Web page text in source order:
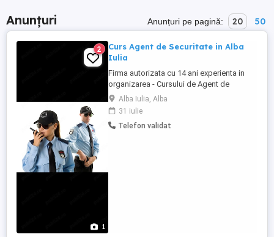
Anunțuri Anunțuri pe pagină: 20 50
1
2
Curs Agent de Securitate in Alba
Iulia
Firma autorizata cu 14 ani experienta in
organizarea - Cursului de Agent de
Securitate facem inscrieri in Alba Iulia
pentru serie noua de cursuri pentru
atestat. Relatii la telefon
Alba Iulia, Alba
31 iulie
Telefon validat